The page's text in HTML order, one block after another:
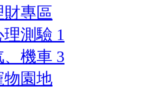
財專區
理測驗 1
、機車 3
物園地